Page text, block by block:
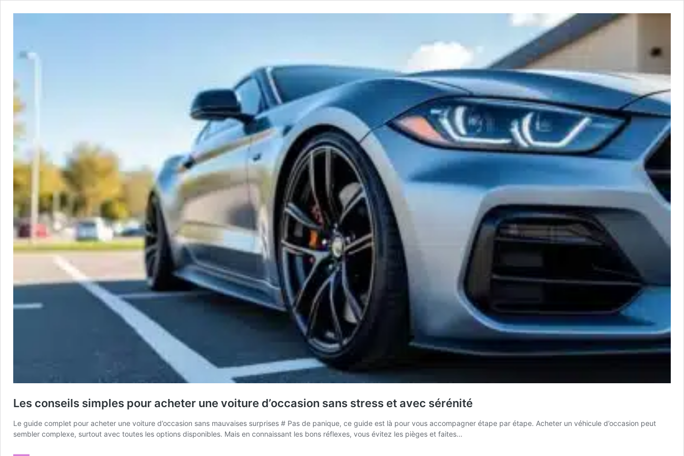
Les conseils simples pour acheter une voiture d’occasion sans stress et avec sérénité
Le guide complet pour acheter une voiture d’occasion sans mauvaises surprises # Pas de panique, ce guide est là pour vous accompagner étape par étape. Acheter un véhicule d’occasion peut
sembler complexe, surtout avec toutes les options disponibles. Mais en connaissant les bons réflexes, vous évitez les pièges et faites…